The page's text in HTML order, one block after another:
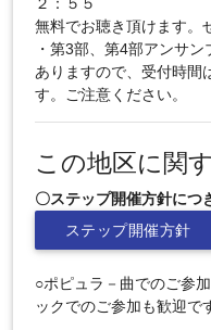
無料でお聴き頂けます。
・第3部、第4部アンサ
ありますので、受付時間
す。ご注意ください。
この地区に関
〇ステップ開催方針につ
ステップ開催方針
○ポピュラ－曲でのご参
ックでのご参加も歓迎で